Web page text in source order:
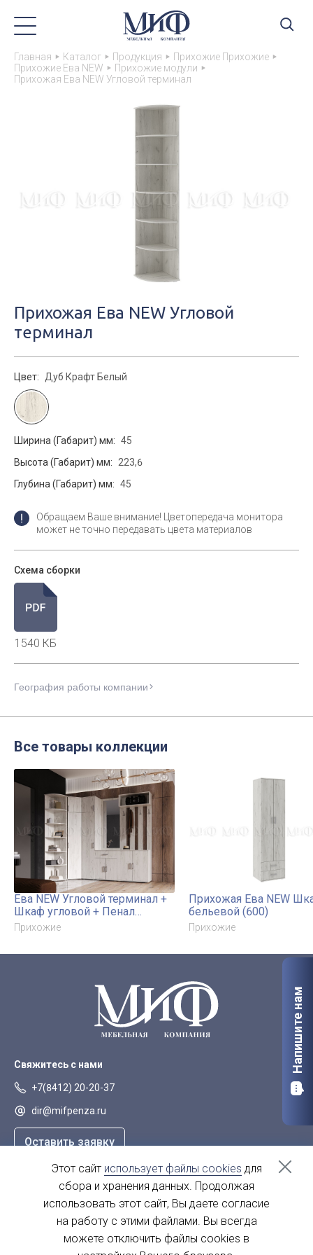
Главная Каталог Продукция
Прихожие Прихожие
Прихожие Ева NEW
Прихожие модули
Прихожая Ева NEW Угловой терминал
Прихожая Ева NEW Угловой
терминал
Цвет: Дуб Крафт Белый
Ширина (Габарит) мм: 45
Высота (Габарит) мм:
223,6
Глубина (Габарит) мм: 45
Обращаем Ваше внимание! Цветопередача монитора
может не точно передавать цвета материалов
Схема сборки
1540 КБ
География работы компании
Все товары коллекции
Ева NEW Угловой терминал +
Шкаф угловой + Пенал
бельевой (400) + Тумба с
зеркалом (600) + Тумба с
Прихожие
Прихожая Ева NEW
бельевой (600)
Прихожие
Свяжитесь с нами
+7(8412) 20-20-37
dir@mifpenza.ru
Оставить заявку
г. Пенза, ул. Аустрина, 139а
пн-пт - с 9.00-18.00
сб, вс - выходной
Напишите нам
Этот сайт использует файлы cookies для
сбора и хранения данных. Продолжая
использовать этот сайт, Вы даете согласие
на работу с этими файлами. Вы всегда
можете отключить файлы cookies в